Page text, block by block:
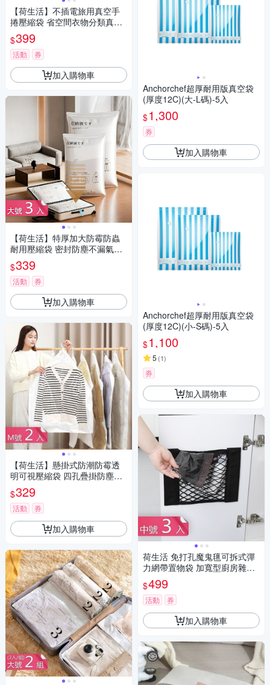
【荷生活】不插電旅用真空手
捲壓縮袋 省空間衣物分類真空
收納袋-中號3組六入組
$399
活動 券
加入購物車
【荷生活】特厚加大防霉防蟲
耐用壓縮袋 密封防塵不漏氣真
空壓縮收納袋-大號3入組
$339
活動 券
加入購物車
【荷生活】懸掛式防潮防霉透
明可視壓縮袋 四孔疊掛防塵衣
物真空收納袋-M號2入組
$329
活動 券
加入購物車
Anchorchef超厚耐用版真空袋
(厚度12C)(大-L碼)-5入
$1,300
券
加入購物車
Anchorchef超厚耐用版真空袋
(厚度12C)(小-S碼)-5入
$1,100
5 (1)
券
加入購物車
荷生活 免打孔魔鬼氊可拆式彈
力網帶置物袋 加寬型廚房雜物
收納袋-中號3入
$499
活動 券
加入購物車